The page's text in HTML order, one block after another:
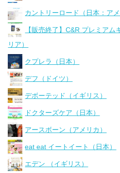
カントリーロード（日本：アメ
【販売終了】C&R プレミア
リア）
クプレラ（日本）
デフ（ドイツ）
デボーテッド（イギリス）
ドクターズケア（日本）
アースボーン（アメリカ）
eat eat イートイート（日本）
エデン （イギリス）